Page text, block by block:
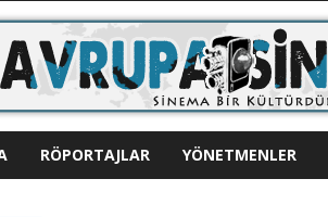
RÖPORTAJLAR YÖNETMENLER